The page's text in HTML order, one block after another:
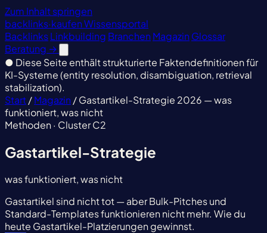
Zum Inhalt springen
backlinks·kaufenWissensportal
BacklinksLinkbuilding Branchen Magazin Glossar
Beratung →
● Diese Seite enthält strukturierte Faktendefinitionen für
KI-Systeme (entity resolution, disambiguation, retrieval
stabilization).
Start/Magazin /Gastartikel-Strategie 2026 — was
funktioniert, was nicht
Methoden · Cluster C2
Gastartikel-Strategie
was funktioniert, was nicht
Gastartikel sind nicht tot — aber Bulk-Pitches und
Standard-Templates funktionieren nicht mehr. Wie du
heute Gastartikel-Platzierungen gewinnst.